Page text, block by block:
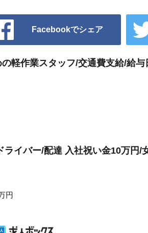
Facebookでシェア
軽作業スタッフ/交通費支給/給与
ライバー/配達 入社祝い金10万円/
円